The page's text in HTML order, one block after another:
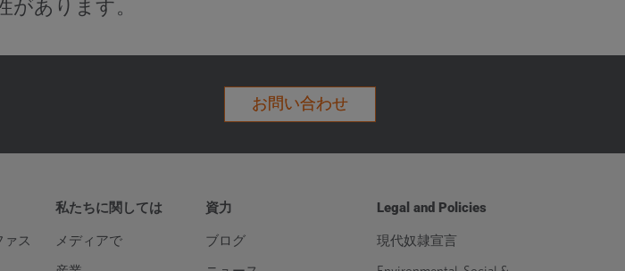
があります。
お問い合わせ
ァス
私たちに関しては
メディアで
資力
ブログ
Legal and Policies
現代奴隷宣言